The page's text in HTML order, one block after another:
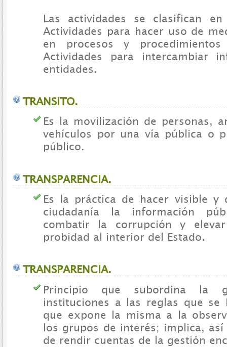
Las actividades se clasifican
Actividades para hacer uso de
en procesos y
Actividades para intercambiar
entidades.
TRANSITO.
Es la movilización de personas,
vehículos por una vía pública o
público.
TRANSPARENCIA.
Es la práctica de hacer visible y
ciudadanía la información
combatir la corrupción y
probidad al interior del Estado.
TRANSPARENCIA.
Principio que subordina la
instituciones a las reglas que se
que expone la misma a la
los grupos de interés; implica,
de rendir cuentas de la gestión